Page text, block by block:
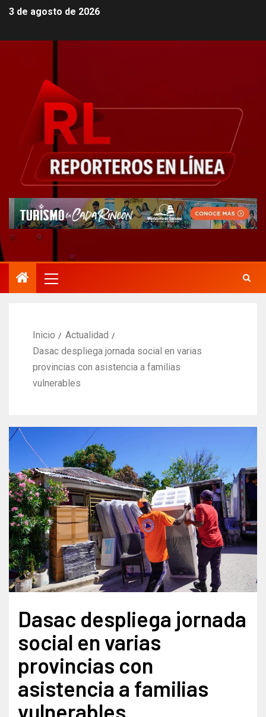
3 de agosto de 2026
Inicio
Actualidad
Dasac despliega jornada social en varias
provincias con asistencia a familias
vulnerables
Dasac despliega jornada
social en varias
provincias con
asistencia a familias
vulnerables